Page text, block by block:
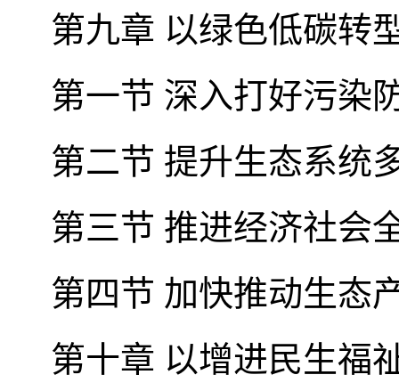
第九章 以绿色低碳转
第一节 深入打好污染
第二节 提升生态系统
第三节 推进经济社会
第四节 加快推动生态
第十章 以增进民生福